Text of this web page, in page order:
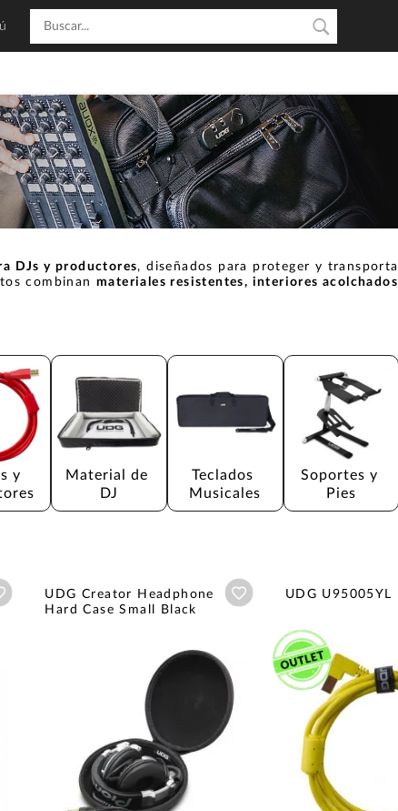
DJs y productores, diseñados para proteger y
combinanmateriales resistentes, interiores
y
Material de
DJ
Teclados
Musicales
Soportes y
Pies
Añadir a wishlist
UDG Creator Headphone
Hard Case Small Black
Añadir a wishlist
UDG U95005YL